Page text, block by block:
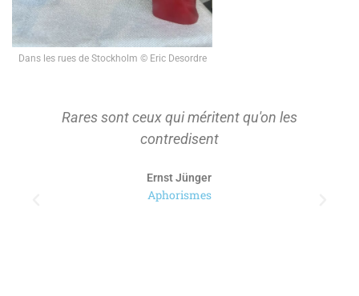
Dans les rues de Stockholm © Eric Desordre
Rares sont ceux qui méritent qu'on les
contredisent
Ernst Jünger
Aphorismes